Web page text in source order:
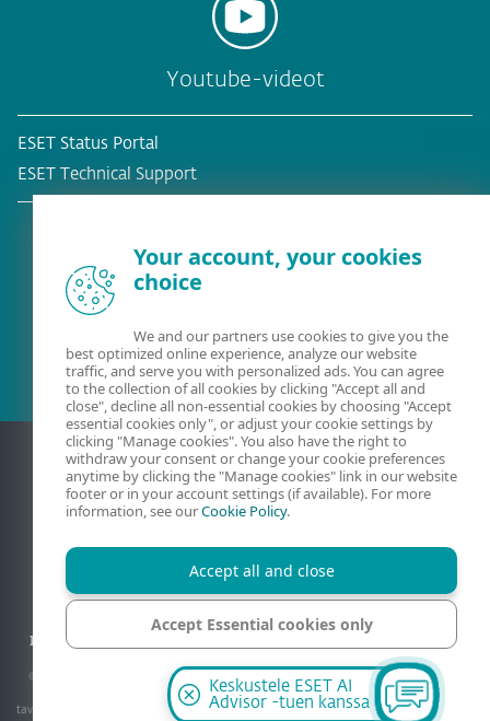
Youtube-videot
ESET Status Portal
ESET Technical Support
Oikeudelliset tiedot
Ilmoita haavoittuvuuksista
© 1992 - 2026 ESET, spol. s r.o. - Kaikki oikeudet pidätetään. Käytetyt tavaramerkit
ovat ESET, spol. s r.o:n tai ESET North American tavaramerkkejä tai rekisteröityjä
tavaramerkkejä. Kaikki muut nimet ja tuotemerkit ovat niiden omistajien rekisteröityjä
Keskustele ESET AI
Advisor -tuen kanssa
Your account, your cookies
choice
We and our partners use cookies to give you the
best optimized online experience, analyze our website
traffic, and serve you with personalized ads. You can agree
to the collection of all cookies by clicking "Accept all and
close", decline all non-essential cookies by choosing "Accept
essential cookies only", or adjust your cookie settings by
clicking "Manage cookies". You also have the right to
withdraw your consent or change your cookie preferences
anytime by clicking the "Manage cookies" link in our website
footer or in your account settings (if available). For more
information, see ourCookie Policy.
Accept all and close
Accept Essential cookies only
Manage cookies